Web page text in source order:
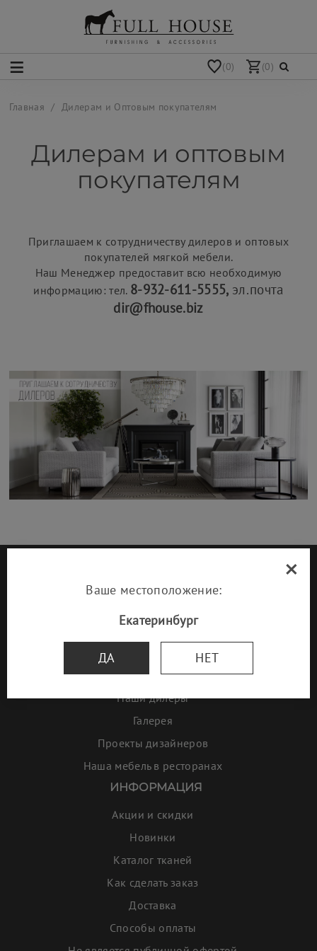
(0) (0)
Главная Дилерам и Оптовым покупателям
Дилерам и оптовым
покупателям
Приглашаем к сотрудничеству дилеров и оптовых
покупателей мягкой мебели.
Наш Менеджер предоставит всю необходимую
информацию: тел. 8-932-611-5555, эл.почта
dir@fhouse.biz
КОМПАНИЯ
Салоны
Наши дилеры
Галерея
Проекты дизайнеров
Наша мебель в ресторанах
ИНФОРМАЦИЯ
Акции и скидки
Новинки
Каталог тканей
Как сделать заказ
Доставка
Способы оплаты
×
Ваше местоположение:
Екатеринбург
ДА НЕТ